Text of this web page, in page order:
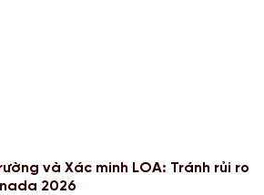
và Xác minh LOA: Tránh rủi ro
2026